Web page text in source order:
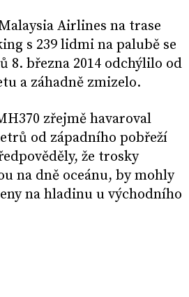
Airlines na trase
s 239 lidmi na palubě se
8. března 2014 odchýlilo od
a záhadně zmizelo.
zřejmě havaroval
od západního pobřeží
že trosky
na dně oceánu, by mohly
na hladinu u východního